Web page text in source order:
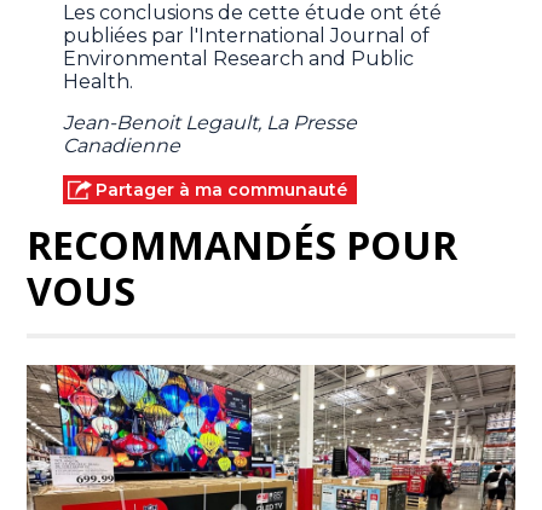
Les conclusions de cette étude ont été
publiées par l'International Journal of
Environmental Research and Public
Health.
Jean-Benoit Legault, La Presse
Canadienne
Partager à ma communauté
RECOMMANDÉS POUR
VOUS